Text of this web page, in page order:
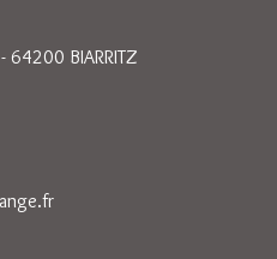
64200 BIARRITZ
S’ouvre